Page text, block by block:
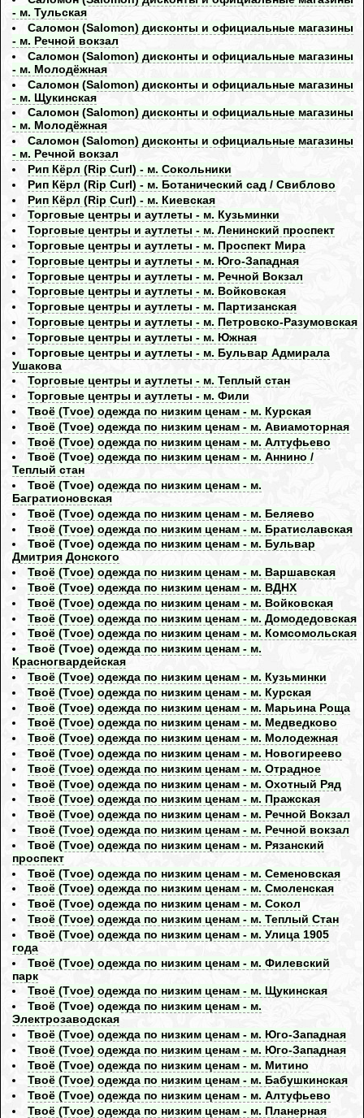
- м. Тульская
Саломон (Salomon) дисконты и официальные магазины
- м. Речной вокзал
Саломон (Salomon) дисконты и официальные магазины
- м. Молодёжная
Саломон (Salomon) дисконты и официальные магазины
- м. Щукинская
Саломон (Salomon) дисконты и официальные магазины
- м. Молодёжная
Саломон (Salomon) дисконты и официальные магазины
- м. Речной вокзал
Рип Кёрл (Rip Curl) - м. Сокольники
Рип Кёрл (Rip Curl) - м. Ботанический сад / Свиблово
Рип Кёрл (Rip Curl) - м. Киевская
Торговые центры и аутлеты - м. Кузьминки
Торговые центры и аутлеты - м. Ленинский проспект
Торговые центры и аутлеты - м. Проспект Мира
Торговые центры и аутлеты - м. Юго-Западная
Торговые центры и аутлеты - м. Речной Вокзал
Торговые центры и аутлеты - м. Войковская
Торговые центры и аутлеты - м. Партизанская
Торговые центры и аутлеты - м. Петровско-Разумовская
Торговые центры и аутлеты - м. Южная
Торговые центры и аутлеты - м. Бульвар Адмирала
Ушакова
Торговые центры и аутлеты - м. Теплый стан
Торговые центры и аутлеты - м. Фили
Твоё (Tvoe) одежда по низким ценам - м. Курская
Твоё (Tvoe) одежда по низким ценам - м. Авиамоторная
Твоё (Tvoe) одежда по низким ценам - м. Алтуфьево
Твоё (Tvoe) одежда по низким ценам - м. Аннино /
Теплый стан
Твоё (Tvoe) одежда по низким ценам - м.
Багратионовская
Твоё (Tvoe) одежда по низким ценам - м. Беляево
Твоё (Tvoe) одежда по низким ценам - м. Братиславская
Твоё (Tvoe) одежда по низким ценам - м. Бульвар
Дмитрия Донского
Твоё (Tvoe) одежда по низким ценам - м. Варшавская
Твоё (Tvoe) одежда по низким ценам - м. ВДНХ
Твоё (Tvoe) одежда по низким ценам - м. Войковская
Твоё (Tvoe) одежда по низким ценам - м. Домодедовская
Твоё (Tvoe) одежда по низким ценам - м. Комсомольская
Твоё (Tvoe) одежда по низким ценам - м.
Красногвардейская
Твоё (Tvoe) одежда по низким ценам - м. Кузьминки
Твоё (Tvoe) одежда по низким ценам - м. Курская
Твоё (Tvoe) одежда по низким ценам - м. Марьина Роща
Твоё (Tvoe) одежда по низким ценам - м. Медведково
Твоё (Tvoe) одежда по низким ценам - м. Молодежная
Твоё (Tvoe) одежда по низким ценам - м. Новогиреево
Твоё (Tvoe) одежда по низким ценам - м. Отрадное
Твоё (Tvoe) одежда по низким ценам - м. Охотный Ряд
Твоё (Tvoe) одежда по низким ценам - м. Пражская
Твоё (Tvoe) одежда по низким ценам - м. Речной Вокзал
Твоё (Tvoe) одежда по низким ценам - м. Речной вокзал
Твоё (Tvoe) одежда по низким ценам - м. Рязанский
проспект
Твоё (Tvoe) одежда по низким ценам - м. Семеновская
Твоё (Tvoe) одежда по низким ценам - м. Смоленская
Твоё (Tvoe) одежда по низким ценам - м. Сокол
Твоё (Tvoe) одежда по низким ценам - м. Теплый Стан
Твоё (Tvoe) одежда по низким ценам - м. Улица 1905
года
Твоё (Tvoe) одежда по низким ценам - м. Филевский
парк
Твоё (Tvoe) одежда по низким ценам - м. Щукинская
Твоё (Tvoe) одежда по низким ценам - м.
Электрозаводская
Твоё (Tvoe) одежда по низким ценам - м. Юго-Западная
Твоё (Tvoe) одежда по низким ценам - м. Юго-Западная
Твоё (Tvoe) одежда по низким ценам - м. Митино
Твоё (Tvoe) одежда по низким ценам - м. Бабушкинская
Твоё (Tvoe) одежда по низким ценам - м. Алтуфьево
Твоё (Tvoe) одежда по низким ценам - м. Планерная